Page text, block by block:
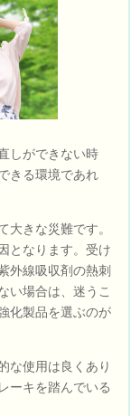
しができない時
きる環境であれ
大きな災難です。
となります。受け
外線吸収剤の熱刺
い場合は、迷うこ
化製品を選ぶのが
な使用は良くあり
ーキを踏んでいる